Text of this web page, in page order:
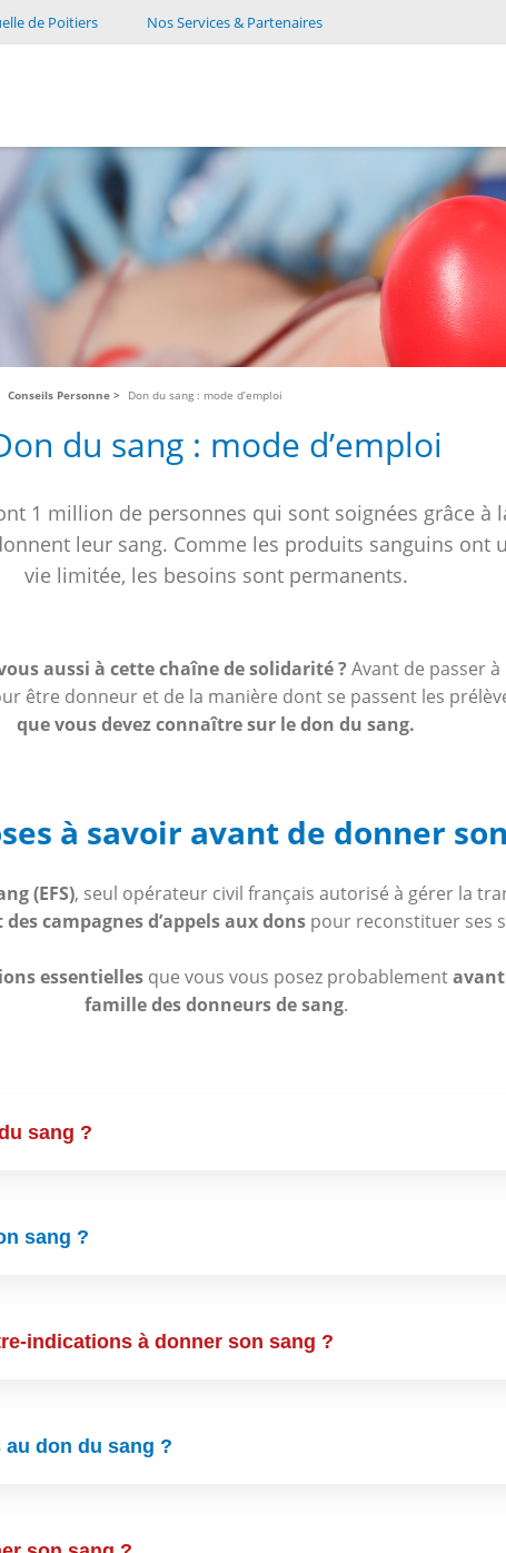
de Poitiers Nos Services & Partenaires
Conseils Personne Don du sang : mode d’emploi
du sang : mode d’emploi
1 million de personnes qui sont soignées grâce à
leur sang. Comme les produits sanguins ont
vie limitée, les besoins sont permanents.
aussi à cette chaîne de solidarité ? Avant de passer
être donneur et de la manière dont se passent les
que vous devez connaître sur le don du sang.
à savoir avant de donner
(EFS), seul opérateur civil français autorisé à gérer la
campagnes d’appels aux dons pour reconstituer ses
essentiellesque vous vous posez probablementavant
famille des donneurs de sang.
sang ?
sang ?
indications à donner son sang ?
don du sang ?